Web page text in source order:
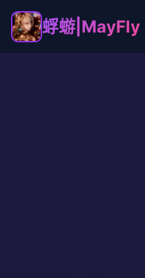
蜉蝣|MayFly